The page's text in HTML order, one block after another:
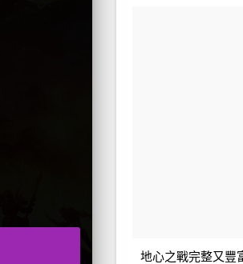
地心之戰完整又豐